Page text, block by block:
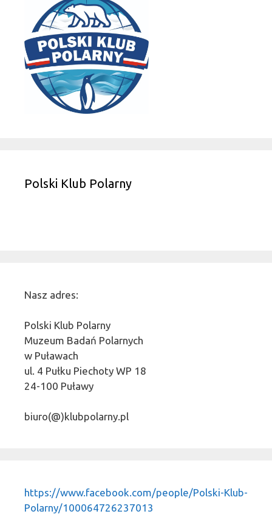
Polski Klub Polarny
Nasz adres:
Polski Klub Polarny
Muzeum Badań Polarnych
w Puławach
ul. 4 Pułku Piechoty WP 18
24-100 Puławy
biuro(@)klubpolarny.pl
https://www.facebook.com/people/Polski-Klub-
Polarny/100064726237013